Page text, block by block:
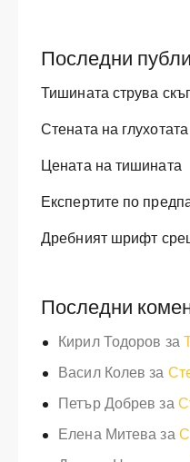
Последни
Тишината струва
Стената на глухотата
Цената на тишината
Експертите по
Дребният шрифт
Последни
Кирил Тодоров за
Васил Колев за
Петър Добрев за
Елена Митеваза